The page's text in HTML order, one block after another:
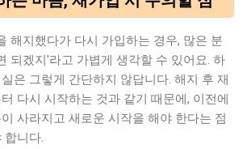
해지했다가 다시 가입하는 경우, 많은 분
되겠지'라고 가볍게 생각할 수 있어요. 하
은 그렇게 간단하지 않답니다. 해지 후 재
다시 시작하는 것과 같기 때문에, 이전에
사라지고 새로운 시작을 해야 한다는 점
합니다.